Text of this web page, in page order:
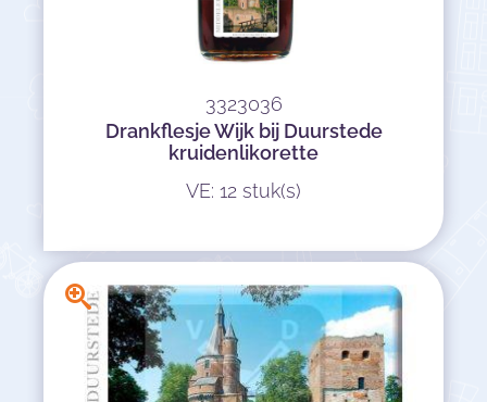
3323036
Drankflesje Wijk bij Duurstede
kruidenlikorette
VE: 12 stuk(s)